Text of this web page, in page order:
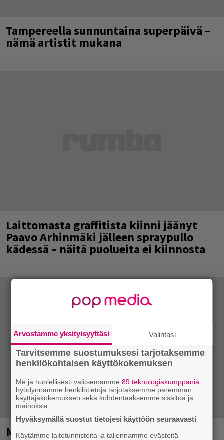
Tampereella sunnuntaina superpäivä –
nämä artistit mukana
Laittomasta graffitista kiinni jäänyt
Paavo Arhinmäki jälleen spraypullo
kädessä – näitä puolueita ei kiinnosta
Mainio ohjelmatoimisto juhlii
Arvostamme yksityisyyttäsi Valintasi
Tarvitsemme suostumuksesi tarjotaksemme
henkilökohtaisen käyttökokemuksen
Me ja huolellisesti valitsemamme89 teknologiakumppania
hyödynnämme henkilötietoja tarjotaksemme paremman
käyttäjäkokemuksen sekä kohdentaaksemme sisältöä ja
mainoksia.
Hyväksymällä suostut tietojesi käyttöön seuraavasti
Käytämme laitetunnisteita ja tallennamme evästeitä